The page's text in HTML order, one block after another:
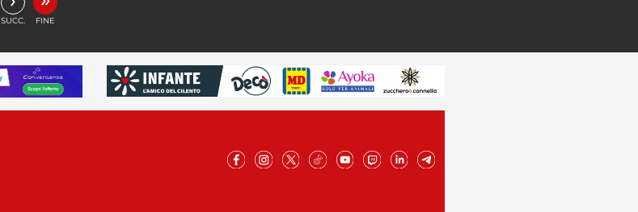
SUCC. FINE